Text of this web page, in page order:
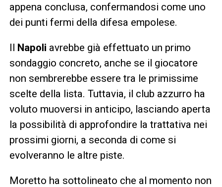
appena conclusa, confermandosi come uno
dei punti fermi della difesa empolese.
Il Napoli avrebbe già effettuato un primo
sondaggio concreto, anche se il giocatore
non sembrerebbe essere tra le primissime
scelte della lista. Tuttavia, il club azzurro ha
voluto muoversi in anticipo, lasciando aperta
la possibilità di approfondire la trattativa nei
prossimi giorni, a seconda di come si
evolveranno le altre piste.
Moretto ha sottolineato che al momento non